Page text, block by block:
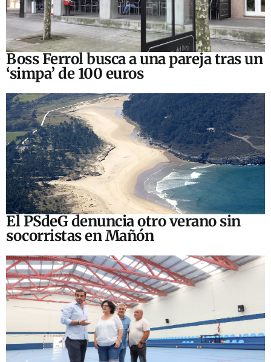
Boss Ferrol busca a una pareja tras un
‘simpa’ de 100 euros
El PSdeG denuncia otro verano sin
socorristas en Mañón